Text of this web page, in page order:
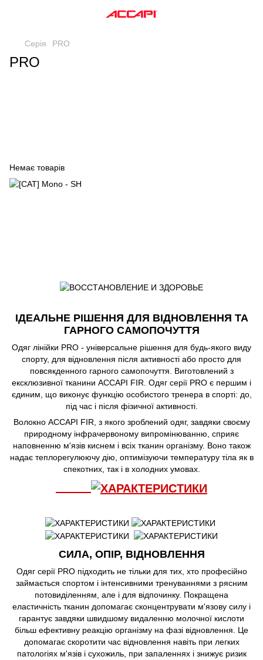
Серія PRO
PRO
Немає товарів
ІДЕАЛЬНЕ РІШЕННЯ ДЛЯ ВІДНОВЛЕННЯ ТА
ГАРНОГО САМОПОЧУТТЯ
Одяг лінійки PRO - універсальне рішення для будь-якого виду
спорту, для відновлення після активності або просто для
повсякденного гарного самопочуття. Виготовлений з
ексклюзивної тканини ACCAPI FIR. Одяг серії PRO є першим і
єдиним, що виконує функцію особистого тренера в спорті: до,
під час і після фізичної активності.
Волокно ACCAPI FIR, з якого зроблений одяг, завдяки своєму
природному інфрачервоному випромінюванню, сприяє
наповненню м'язів киснем і всіх тканин організму. Воно також
надає теплорегулюючу дію, оптимізуючи температуру тіла як в
спекотних, так і в холодних умовах.
СИЛА, ОПІР, ВІДНОВЛЕННЯ
Одяг серії PRO підходить не тільки для тих, хто професійно
займається спортом і інтенсивними тренуваннями з рясним
потовиділенням, але і для відпочинку. Покращена
еластичність тканин допомагає сконцентрувати м'язову силу і
гарантує завдяки швидшому видаленню молочної кислоти
більш ефективну реакцію організму на фазі відновлення. Це
допомагає скоротити час відновлення навіть при легких
патологіях м'язів і сухожиль, при запаленнях і знижує ризик